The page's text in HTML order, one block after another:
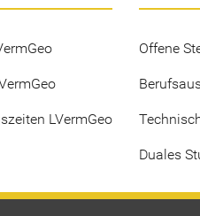
LVermGeo
Offene
Duales